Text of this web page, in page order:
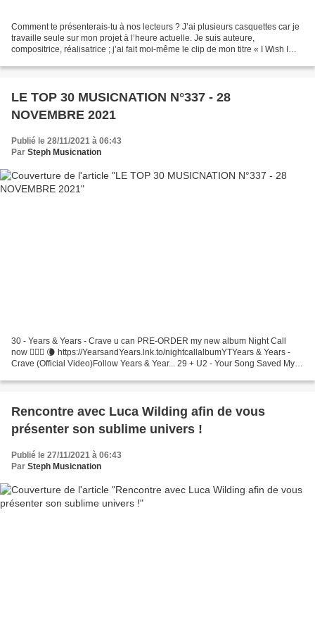
Comment te présenterais-tu à nos lecteurs ? J’ai plusieurs casquettes car je
travaille seule sur mon projet à l’heure actuelle. Je suis auteure,
compositrice, réalisatrice ; j’ai fait moi-même le clip de mon titre « I Wish I
LE TOP 30 MUSICNATION N°337 - 28
NOVEMBRE 2021
Publié le 28/11/2021 à 06:43
Par Steph Musicnation
30 - Years & Years - Crave u can PRE-ORDER my new album Night Call
now 🧜🏼‍♂️ 🌘 https://YearsandYears.lnk.to/nightcallalbumYTYears & Years -
Crave (Official Video)Follow Years & Year... 29 + U2 - Your Song Saved My
Rencontre avec Luca Wilding afin de vous
présenter son sublime univers !
Publié le 27/11/2021 à 06:43
Par Steph Musicnation